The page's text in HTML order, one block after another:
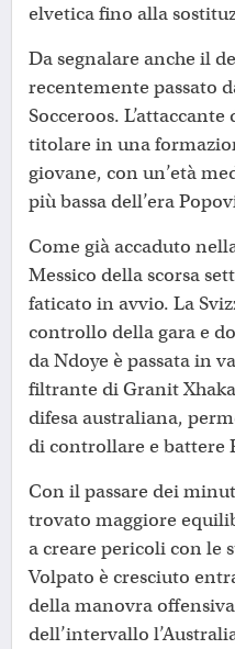
elvetica fino alla
Da segnalare anche il
recentemente passato
Socceroos.
titolare in una
giovane, con un’età
più bassa dell’era
Come già accaduto
Messico della scorsa
faticato in avvio. La
controllo della gara e
da Ndoye è passata in
filtrante di Granit
difesa australiana,
di controllare e battere
Con il passare dei
trovato maggiore
a creare pericoli con le
Volpato è cresciuto
della manovra
dell’intervallo